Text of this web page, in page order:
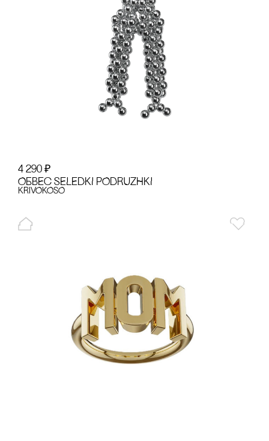
4 290 ₽
ОБВЕс SELEDKI PODRUZHKI
KRiVOKOSO